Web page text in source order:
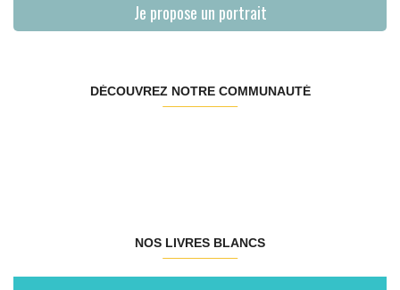
Je propose un portrait
DÉCOUVREZ NOTRE COMMUNAUTÉ
NOS LIVRES BLANCS